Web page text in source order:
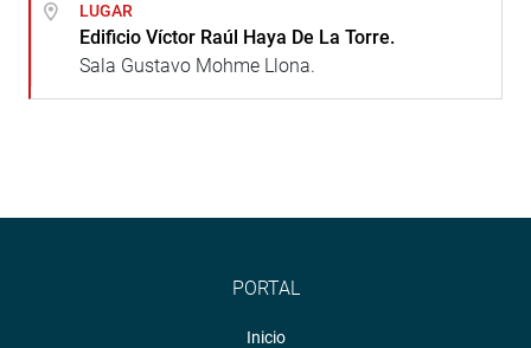
LUGAR
Edificio Víctor Raúl Haya De La Torre.
Sala Gustavo Mohme Llona.
PORTAL
Inicio